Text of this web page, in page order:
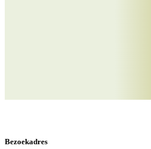
Bezoekadres